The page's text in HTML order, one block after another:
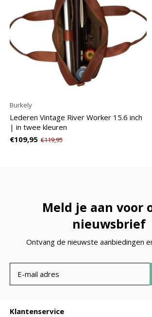
Burkely
Lederen Vintage River Worker 15.6 inch
| in twee kleuren
€109,95 €119,95
Meld je aan voor
nieuwsbrief
Ontvang de nieuwste aanbiedingen
Klantenservice